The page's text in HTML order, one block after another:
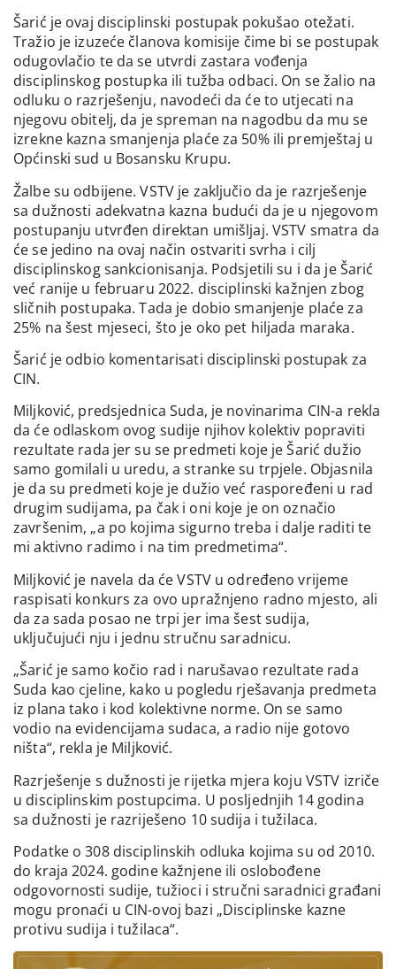
Šarić je ovaj disciplinski postupak pokušao otežati.
Tražio je izuzeće članova komisije čime bi se postupak
odugovlačio te da se utvrdi zastara vođenja
disciplinskog postupka ili tužba odbaci. On se žalio na
odluku o razrješenju, navodeći da će to utjecati na
njegovu obitelj, da je spreman na nagodbu da mu se
izrekne kazna smanjenja plaće za 50% ili premještaj u
Općinski sud u Bosansku Krupu.
Žalbe su odbijene. VSTV je zaključio da je razrješenje
sa dužnosti adekvatna kazna budući da je u njegovom
postupanju utvrđen direktan umišljaj. VSTV smatra da
će se jedino na ovaj način ostvariti svrha i cilj
disciplinskog sankcionisanja. Podsjetili su i da je Šarić
već ranije u februaru 2022. disciplinski kažnjen zbog
sličnih postupaka. Tada je dobio smanjenje plaće za
25% na šest mjeseci, što je oko pet hiljada maraka.
Šarić je odbio komentarisati disciplinski postupak za
CIN.
Miljković, predsjednica Suda, je novinarima CIN-a rekla
da će odlaskom ovog sudije njihov kolektiv popraviti
rezultate rada jer su se predmeti koje je Šarić dužio
samo gomilali u uredu, a stranke su trpjele. Objasnila
je da su predmeti koje je dužio već raspoređeni u rad
drugim sudijama, pa čak i oni koje je on označio
završenim, „a po kojima sigurno treba i dalje raditi te
mi aktivno radimo i na tim predmetima“.
Miljković je navela da će VSTV u određeno vrijeme
raspisati konkurs za ovo upražnjeno radno mjesto, ali
da za sada posao ne trpi jer ima šest sudija,
uključujući nju i jednu stručnu saradnicu.
„Šarić je samo kočio rad i narušavao rezultate rada
Suda kao cjeline, kako u pogledu rješavanja predmeta
iz plana tako i kod kolektivne norme. On se samo
vodio na evidencijama sudaca, a radio nije gotovo
ništa“, rekla je Miljković.
Razrješenje s dužnosti je rijetka mjera koju VSTV izriče
u disciplinskim postupcima. U posljednjih 14 godina
sa dužnosti je razriješeno 10 sudija i tužilaca.
Podatke o 308 disciplinskih odluka kojima su od 2010.
do kraja 2024. godine kažnjene ili oslobođene
odgovornosti sudije, tužioci i stručni saradnici građani
mogu pronaći u CIN-ovoj bazi „Disciplinske kazne
protivu sudija i tužilaca“.